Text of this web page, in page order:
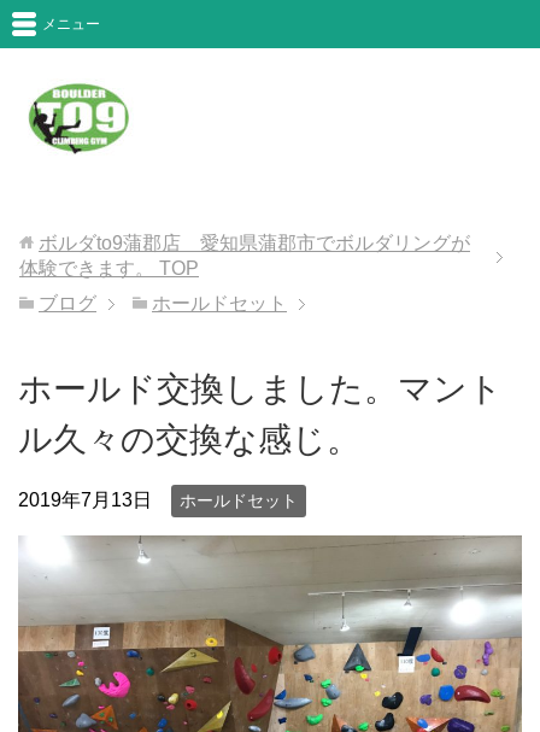
メニュー
ボルダto9蒲郡店 愛知県蒲郡市でボルダリングが
体験できます。
TOP
ブログ
ホールドセット
ホールド交換しました。マント
ル久々の交換な感じ。
2019年7月13日 ホールドセット